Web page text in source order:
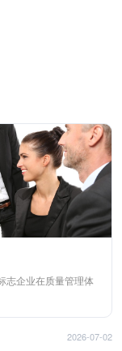
志企业在质量管理体
2026-07-02